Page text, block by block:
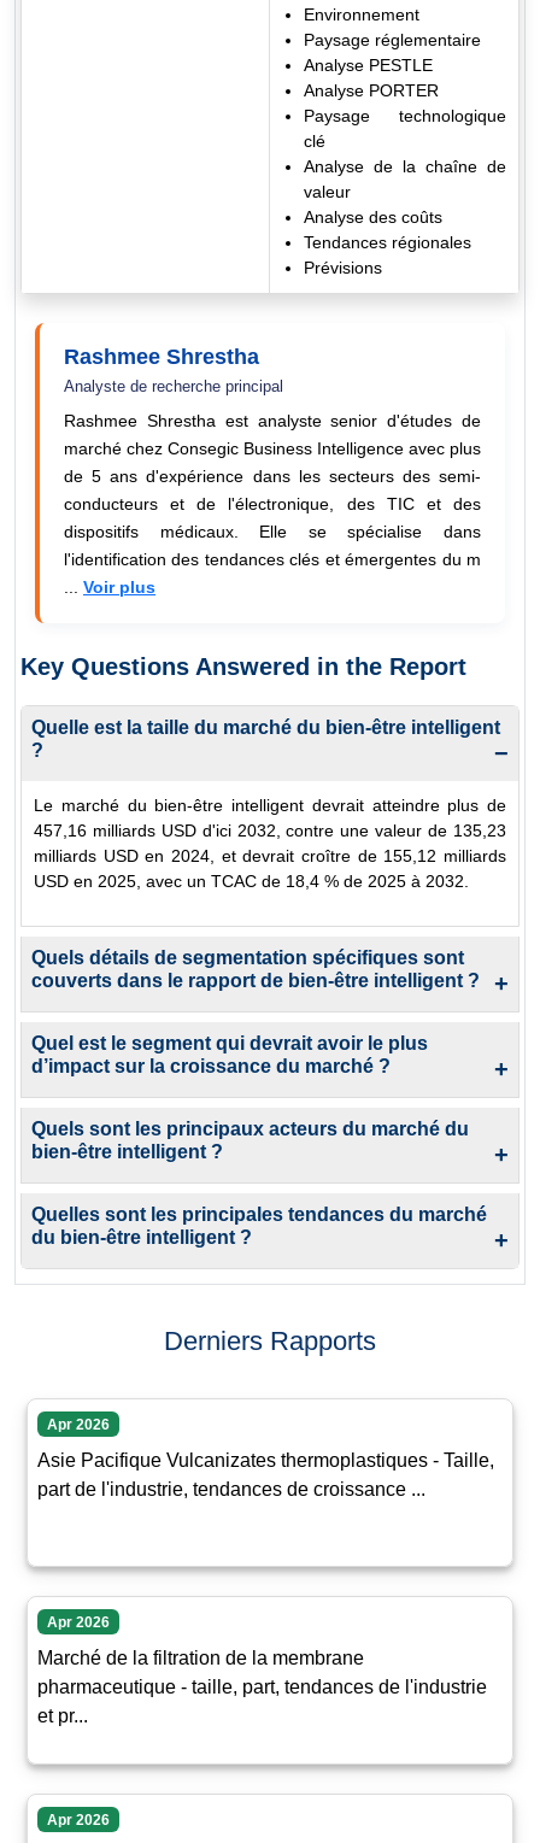
Environnement
Paysage réglementaire
Analyse PESTLE
Analyse PORTER
Paysage technologique
clé
Analyse de la chaîne de
valeur
Analyse des coûts
Tendances régionales
Prévisions
Rashmee Shrestha
Analyste de recherche principal
Rashmee Shrestha est analyste senior d'études de
marché chez Consegic Business Intelligence avec plus
de 5 ans d'expérience dans les secteurs des semi-
conducteurs et de l'électronique, des TIC et des
dispositifs médicaux. Elle se spécialise dans
l'identification des tendances clés et émergentes du m
Voir plus
Key Questions Answered in the Report
Quelle est la taille du marché du bien-être intelligent
?
−
Le marché du bien-être intelligent devrait atteindre plus de
457,16 milliards USD d'ici 2032, contre une valeur de 135,23
milliards USD en 2024, et devrait croître de 155,12 milliards
USD en 2025, avec un TCAC de 18,4 % de 2025 à 2032.
Quels détails de segmentation spécifiques sont
couverts dans le rapport de bien-être intelligent ?
+
Quel est le segment qui devrait avoir le plus
d’impact sur la croissance du marché ?
+
Quels sont les principaux acteurs du marché du
bien-être intelligent ?
+
Quelles sont les principales tendances du marché
du bien-être intelligent ?
+
Derniers Rapports
Apr 2026
Asie Pacifique Vulcanizates thermoplastiques - Taille,
part de l'industrie, tendances de croissance ...
Apr 2026
Marché de la filtration de la membrane
pharmaceutique - taille, part, tendances de l'industrie
et pr...
Apr 2026